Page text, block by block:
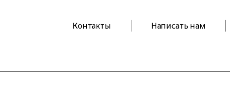
Контакты Написать нам